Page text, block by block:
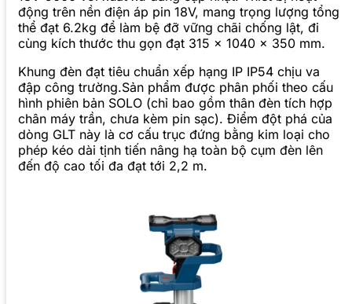
động trên nền điện áp pin 18V, mang trọng lượng tổng
thể đạt 6.2kg để làm bệ đỡ vững chãi chống lật, đi
cùng kích thước thu gọn đạt 315 x 1040 x 350 mm.
Khung đèn đạt tiêu chuẩn xếp hạng IP IP54 chịu va
đập công trường.Sản phẩm được phân phối theo cấu
hình phiên bản SOLO (chỉ bao gồm thân đèn tích hợp
chân máy trần, chưa kèm pin sạc). Điểm đột phá của
dòng GLT này là cơ cấu trục đứng bằng kim loại cho
phép kéo dài tịnh tiến nâng hạ toàn bộ cụm đèn lên
đến độ cao tối đa đạt tới 2,2 m.